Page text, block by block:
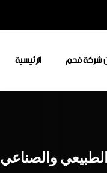
الرئيسية شركة فحم
والصناعي